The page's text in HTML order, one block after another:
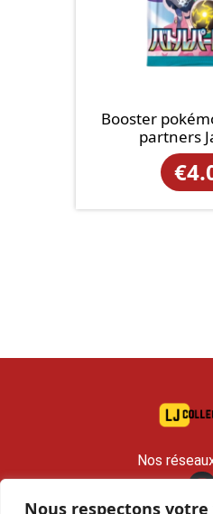
Nous respectons votre
Booster
partners
€
Nos
contact@lj-